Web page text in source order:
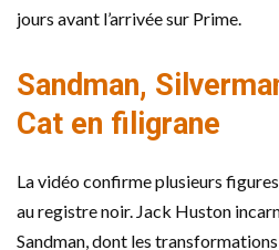
jours avant l’arrivée sur Prime.
Sandman,
Cat en filigrane
La vidéo confirme plusieurs
au registre noir. Jack Huston
Sandman, dont les